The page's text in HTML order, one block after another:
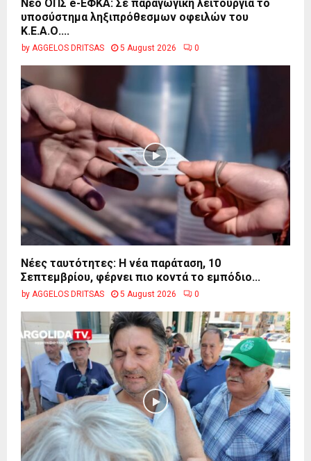
Νέο ΟΠΣ e-ΕΦΚΑ: Σε παραγωγική λειτουργία το
υποσύστημα ληξιπρόθεσμων οφειλών του
Κ.Ε.Α.Ο....
by AGGELOS DRITSAS 5 August 2026 0
Νέες ταυτότητες: Η νέα παράταση, 10
Σεπτεμβρίου, φέρνει πιο κοντά το εμπόδιο...
by AGGELOS DRITSAS 5 August 2026 0